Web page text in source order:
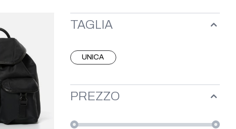
TAGLIA
UNICA
PREZZO